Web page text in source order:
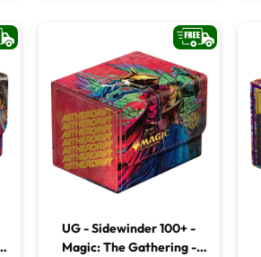
UG - Sidewinder 100+ -
Magic: The Gathering -